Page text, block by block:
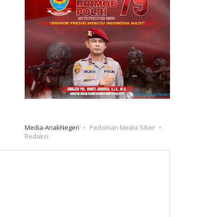
Media-AnakNegeri
Pedoman Media Siber
Redaksi